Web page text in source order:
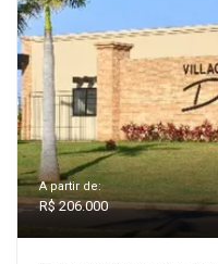
A partir de:
R$ 206.000